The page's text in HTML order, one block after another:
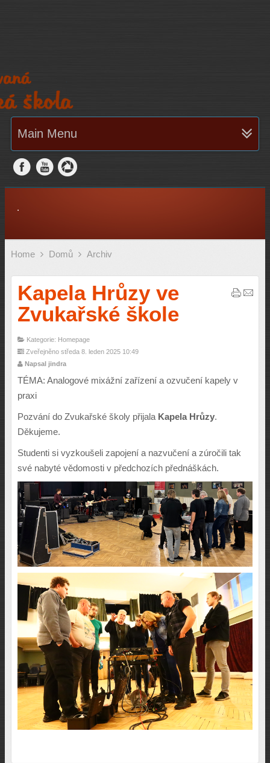
Main Menu
.
Home Domů Archiv
Kapela Hrůzy ve
Zvukařské škole
Kategorie: Homepage
Zveřejněno středa 8. leden 2025 10:49
Napsal jindra
TÉMA: Analogové mixážní zařízení a ozvučení kapely v
praxi
Pozvání do Zvukařské školy přijala Kapela Hrůzy.
Děkujeme.
Studenti si vyzkoušeli zapojení a nazvučení a zúročili tak
své nabyté vědomosti v předchozích přednáškách.